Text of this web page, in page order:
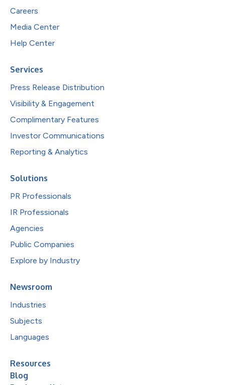
Careers
Media Center
Help Center
Services
Press Release Distribution
Visibility & Engagement
Complimentary Features
Investor Communications
Reporting & Analytics
Solutions
PR Professionals
IR Professionals
Agencies
Public Companies
Explore by Industry
Newsroom
Industries
Subjects
Languages
Resources
Blog